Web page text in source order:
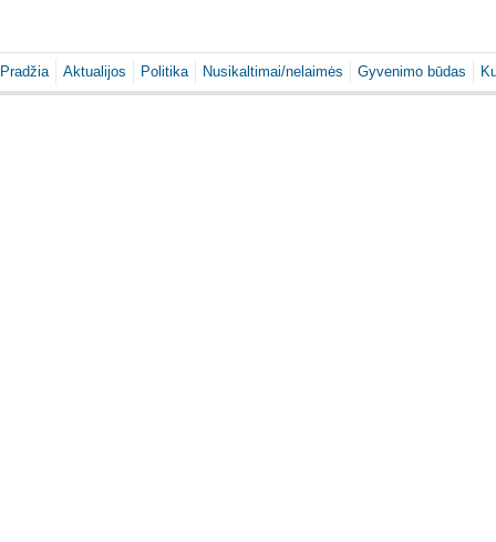
Pradžia Aktualijos Politika Nusikaltimai/nelaimės Gyvenimo būdas